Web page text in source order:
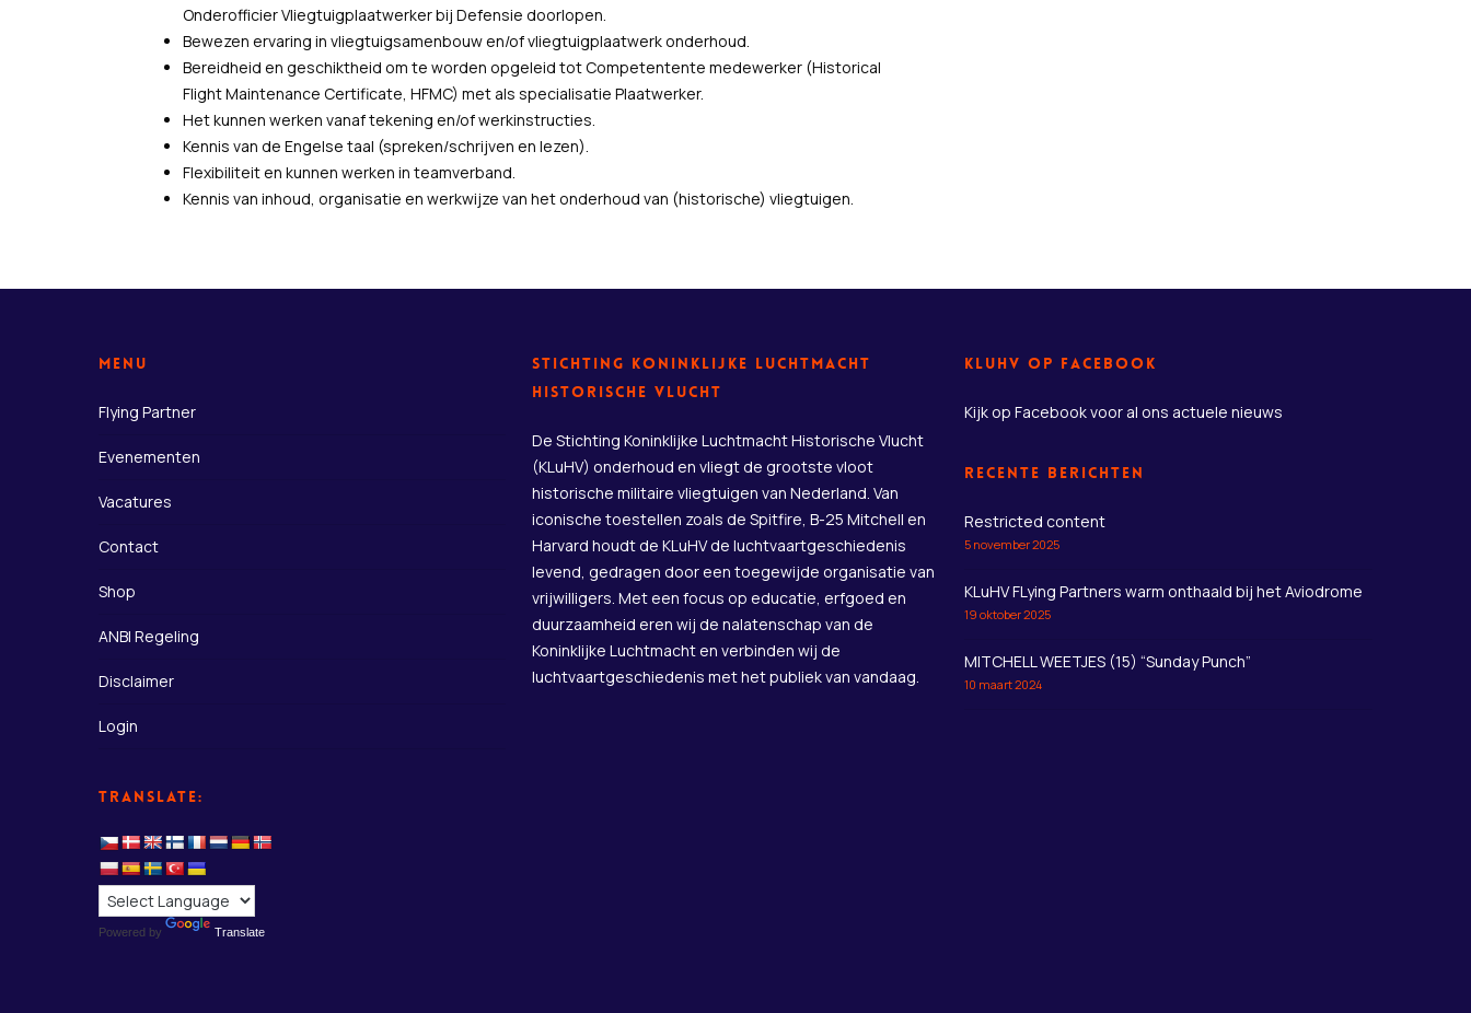
Onderofficier Vliegtuigplaatwerker bij Defensie doorlopen.
Bewezen ervaring in vliegtuigsamenbouw en/of vliegtuigplaatwerk onderhoud.
Bereidheid en geschiktheid om te worden opgeleid tot Competentente medewerker (Historical
Flight Maintenance Certificate, HFMC) met als specialisatie Plaatwerker.
Het kunnen werken vanaf tekening en/of werkinstructies.
Kennis van de Engelse taal (spreken/schrijven en lezen).
Flexibiliteit en kunnen werken in teamverband.
Kennis van inhoud, organisatie en werkwijze van het onderhoud van (historische) vliegtuigen.
Menu
Flying Partner
Evenementen
Vacatures
Contact
Shop
ANBI Regeling
Disclaimer
Login
Translate:
Powered by Translate
Stichting Koninklijke Luchtmacht
Historische Vlucht
De Stichting Koninklijke Luchtmacht Historische Vlucht
(KLuHV) onderhoud en vliegt de grootste vloot
historische militaire vliegtuigen van Nederland. Van
iconische toestellen zoals de Spitfire, B-25 Mitchell en
Harvard houdt de KLuHV de luchtvaartgeschiedenis
levend, gedragen door een toegewijde organisatie van
vrijwilligers. Met een focus op educatie, erfgoed en
duurzaamheid eren wij de nalatenschap van de
Koninklijke Luchtmacht en verbinden wij de
luchtvaartgeschiedenis met het publiek van vandaag.
KLuHV op Facebook
Kijk op Facebookvoor al ons actuele nieuws
Recente berichten
Restricted content
5 november 2025
KLuHV FLying Partners warm onthaald bij het Aviodrome
19 oktober 2025
MITCHELL WEETJES (15) “Sunday Punch”
10 maart 2024